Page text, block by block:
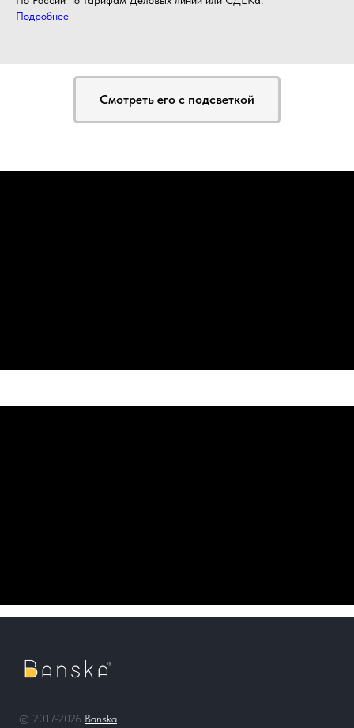
Подробнее
Смотреть его с подсветкой
© 2017-2026 Banska